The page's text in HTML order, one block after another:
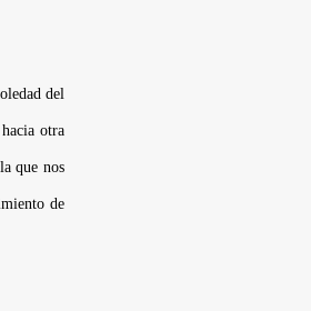
del
otra
que nos
de